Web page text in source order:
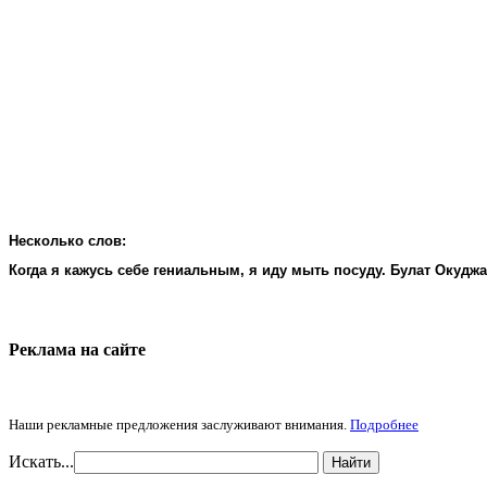
Несколько слов:
Когда я кажусь себе гениальным, я иду мыть посуду. Булат
Реклама на cайте
Наши рекламные предложения заслуживают внимания. Подробнее
Искать... Найти